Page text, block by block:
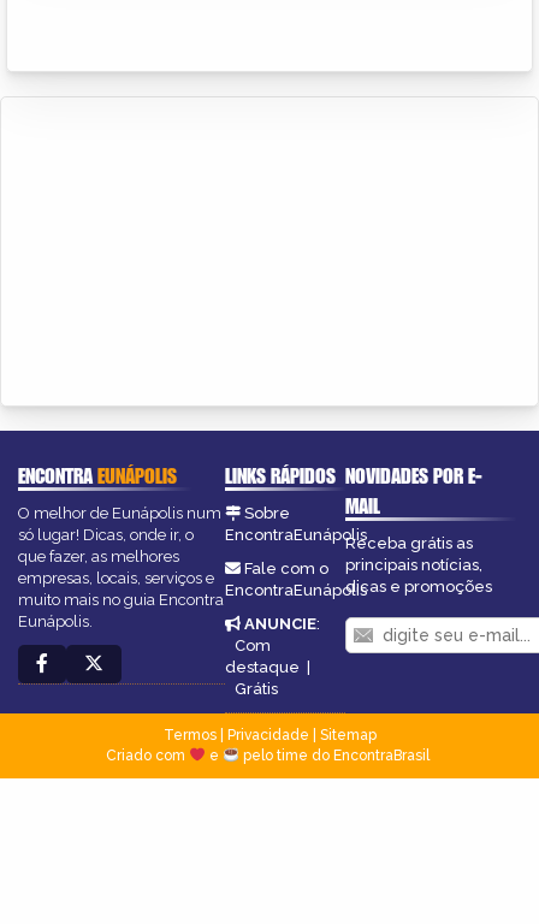
ENCONTRAEUNÁPOLIS
O melhor de Eunápolis num
só lugar! Dicas, onde ir, o
que fazer, as melhores
empresas, locais, serviços e
muito mais no guia Encontra
Eunápolis.
LINKS RÁPIDOS
Sobre
EncontraEunápolis
Fale com o
EncontraEunápolis
ANUNCIE:
Com
destaque |
Grátis
NOVIDADES POR E-
MAIL
Receba grátis as
principais notícias,
dicas e promoções
Termos| Privacidade
Sitemap
Criado com
e pelo time do EncontraBrasil